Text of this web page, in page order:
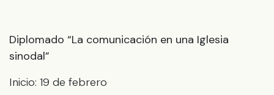
Diplomado “La comunicación en una Iglesia
sinodal”
Inicio: 19 de febrero